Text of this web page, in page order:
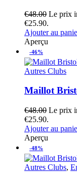
€48.00 Le prix
€25.90.
Ajouter au
Aperçu
-46%
Autres Clubs
Maillot
€48.00 Le prix
€25.90.
Ajouter au
Aperçu
-48%
Autres Clubs,